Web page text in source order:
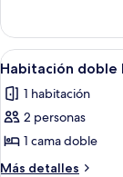
Room
Junior
Suite
Room
Abrir
todas
las
fotos
de
Habitación
5
Habitación doble
1 habitación
2 personas
1 cama doble
Más detalles
Más